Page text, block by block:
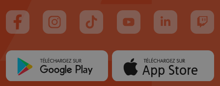
Suivez-nous sur FaceBook
Suivez-nous sur Instagram
Suivez-nous sur TikTok
Suivez-nous sur YouTube
Suivez-nous